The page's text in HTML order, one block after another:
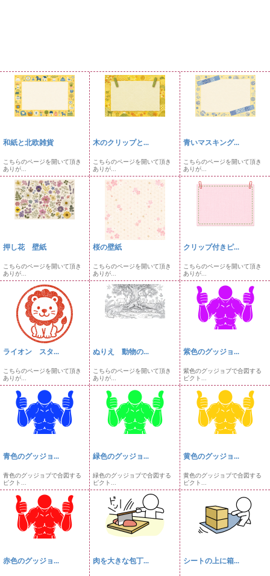
和紙と北欧雑貨
こちらのページを開いて頂き
ありが...
木のクリップと...
こちらのページを開いて頂き
ありが...
青いマスキング...
こちらのページを開いて頂き
ありが...
押し花 壁紙
こちらのページを開いて頂き
ありが...
桜の壁紙
こちらのページを開いて頂き
ありが...
クリップ付きピ...
こちらのページを開いて頂き
ありが...
ライオン スタ...
こちらのページを開いて頂き
ありが...
ぬりえ 動物の...
こちらのページを開いて頂き
ありが...
紫色のグッジョ...
紫色のグッジョブで合図する
ピクト...
青色のグッジョ...
青色のグッジョブで合図する
ピクト...
緑色のグッジョ...
緑色のグッジョブで合図する
ピクト...
黄色のグッジョ...
黄色のグッジョブで合図する
ピクト...
赤色のグッジョ... 肉を大きな包丁... シートの上に箱...